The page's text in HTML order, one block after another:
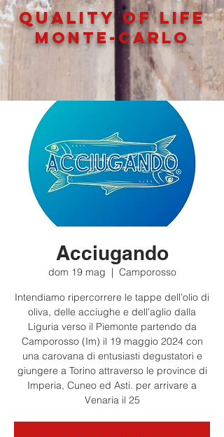
QUALITY OF LIFe
MONTE-CARLO
Acciugando
dom 19 mag
  |
Camporosso
Intendiamo ripercorrere le tappe dell’olio di
oliva, delle acciughe e dell'aglio dalla
Liguria verso il Piemonte partendo da
Camporosso (Im) il 19 maggio 2024 con
una carovana di entusiasti degustatori e
giungere a Torino attraverso le province di
Imperia, Cuneo ed Asti. per arrivare a
Venaria il 25